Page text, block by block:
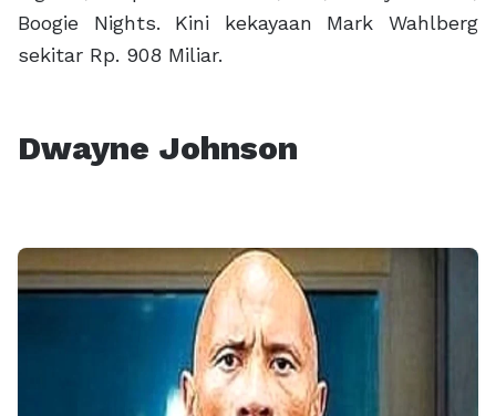
Boogie Nights. Kini kekayaan Mark Wahlberg
sekitar Rp. 908 Miliar.
Dwayne Johnson